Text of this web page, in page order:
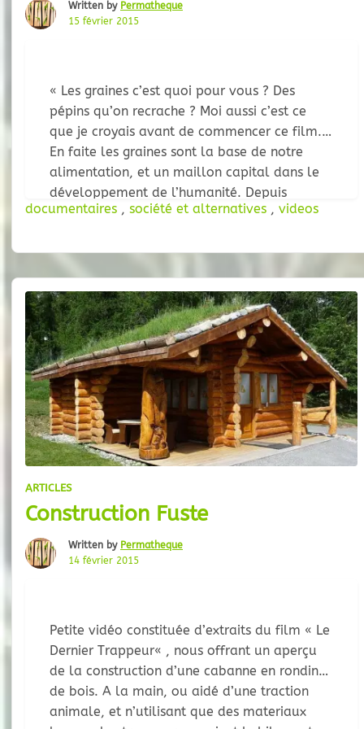
Written by Permatheque
15 février 2015
« Les graines c’est quoi pour vous ? Des
pépins qu’on recrache ? Moi aussi c’est ce
que je croyais avant de commencer ce film.
En faite les graines sont la base de notre
alimentation, et un maillon capital dans le
développement de l’humanité. Depuis
12.000 ans les paysans sèment,
graines.
documentaires , société et alternatives , videos
ARTICLES
Construction Fuste
Written by Permatheque
14 février 2015
Petite vidéo constituée d’extraits du film « Le
Dernier Trappeur« , nous offrant un aperçu
de la construction d’une cabanne en rondin
de bois. A la main, ou aidé d’une traction
animale, et n’utilisant que des materiaux